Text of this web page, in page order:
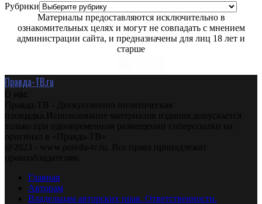
Рубрики
Материалы предоставляются исключительно в
ознакомительных целях и могут не совпадать с мнением
администрации сайта, и предназначены для лиц 18 лет и
старше
Правда-ТВ.ru
О нас
Правда-ТВ - Дискуссионно политическая
площадка.Использование материалов издания допускается
только при одновременном размещении гиперссылки на
оригинал в «Правда-ТВ»
@2023 - www.pravda-tv.ru. Все права принадлежат
правообладателям.
Главная
Авторам
Владельцам авторских прав. Ответственности.